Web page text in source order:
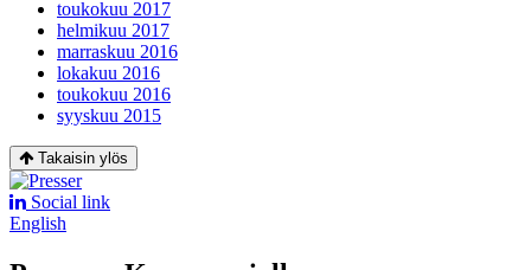
toukokuu 2017
helmikuu 2017
marraskuu 2016
lokakuu 2016
toukokuu 2016
syyskuu 2015
Takaisin ylös
Social link
English